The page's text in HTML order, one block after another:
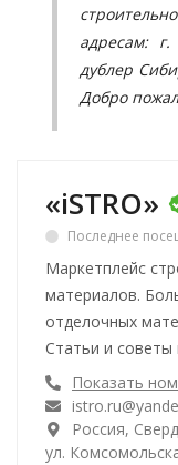
адресам: г.
дублер
Добро
«iSTRO»
Последнее
Маркетплейс
материалов.
отделочных
Статьи и советы
Показать
Россия,
ул.